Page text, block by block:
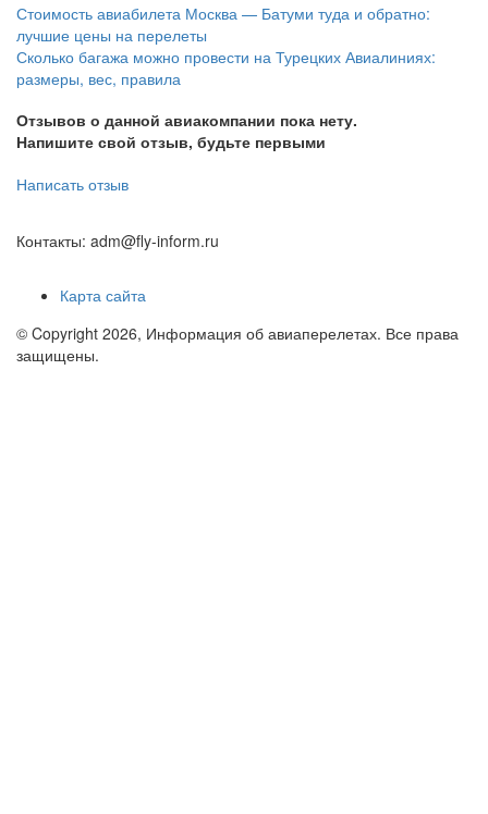
Стоимость авиабилета Москва — Батуми туда и обратно:
лучшие цены на перелеты
Сколько багажа можно провести на Турецких Авиалиниях:
размеры, вес, правила
Отзывов о данной авиакомпании пока нету.
Напишите свой отзыв, будьте первыми
Написать отзыв
Контакты: adm@fly-inform.ru
Карта сайта
© Copyright 2026, Информация об авиаперелетах. Все права
защищены.